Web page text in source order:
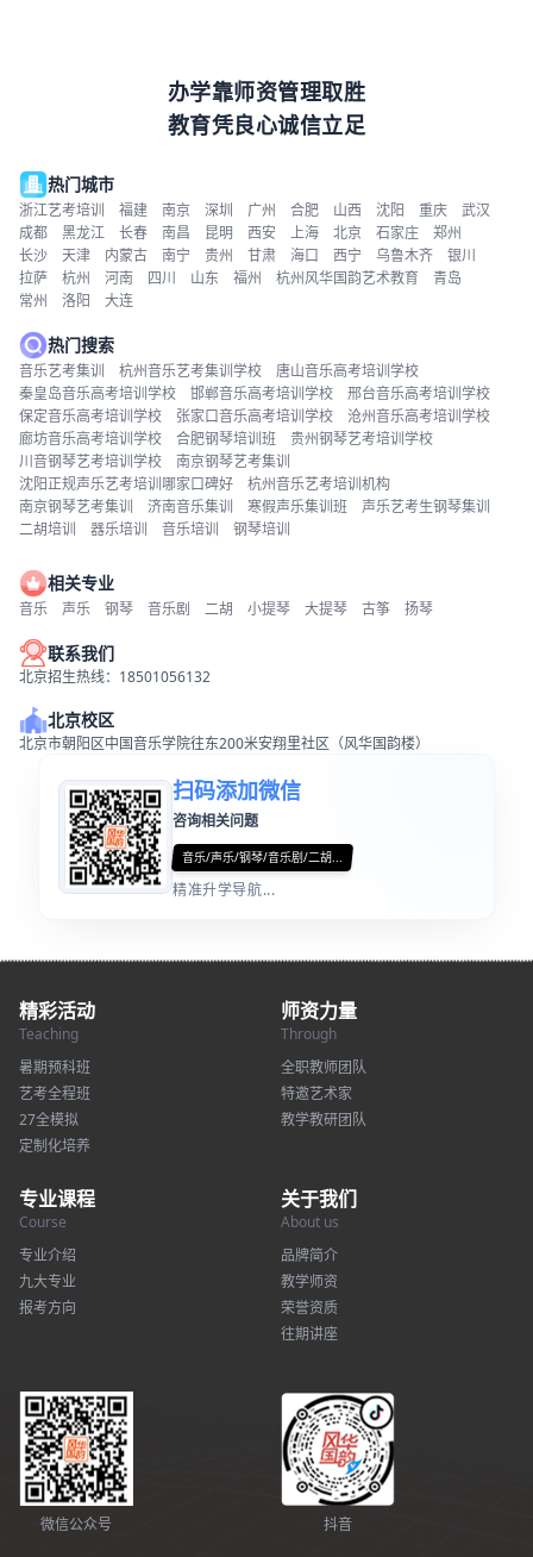
办学靠师资管理取胜
教育凭良心诚信立足
热门城市
浙江艺考培训 福建 南京 深圳 广州 合肥 山西 沈阳 重庆
武汉
成都
黑龙江 长春 南昌 昆明 西安 上海 北京 石家庄
郑州
长沙
天津 内蒙古 南宁 贵州 甘肃 海口 西宁 乌鲁木齐
银川
拉萨
杭州 河南 四川 山东 福州 杭州风华国韵艺术教育
青岛
常州
洛阳 大连
热门搜索
音乐艺考集训 杭州音乐艺考集训学校
唐山音乐高考培训学校
秦皇岛音乐高考培训学校
邯郸音乐高考培训学校
邢台音乐高考培训学校
保定音乐高考培训学校
张家口音乐高考培训学校
沧州音乐高考培训学校
廊坊音乐高考培训学校
合肥钢琴培训班
贵州钢琴艺考培训学校
川音钢琴艺考培训学校
南京钢琴艺考集训
沈阳正规声乐艺考培训哪家口碑好
杭州音乐艺考培训机构
南京钢琴艺考集训
济南音乐集训 寒假声乐集训班
声乐艺考生钢琴集训
二胡培训
器乐培训 音乐培训 钢琴培训
相关专业
音乐 声乐 钢琴 音乐剧 二胡 小提琴 大提琴 古筝 扬琴
联系我们
北京招生热线：18501056132
北京校区
北京市朝阳区中国音乐学院往东200米安翔里社区（风华国韵楼）
扫码添加微信
咨询相关问题
音乐/声乐/钢琴/音乐剧/二胡...
精准升学导航...
精彩活动
Teaching
暑期预科班
艺考全程班
27全模拟
定制化培养
师资力量
Through
全职教师团队
特邀艺术家
教学教研团队
专业课程
Course
专业介绍
九大专业
报考方向
关于我们
About us
品牌简介
教学师资
荣誉资质
往期讲座
微信公众号 抖音